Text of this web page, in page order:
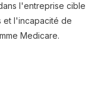
l'entreprise cible
et l'incapacité de
Medicare.